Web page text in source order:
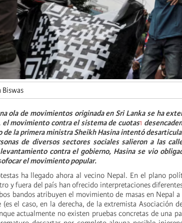
Biswas
ola de movimientos originada en Sri Lanka se ha
el movimiento contra el sistema de cuotas1
de la primera ministra Sheikh Hasina intentó
de diversos sectores sociales salieron a las
contra el gobierno, Hasina se vio
el movimiento popular.
ha llegado ahora al vecino Nepal. En el plano
y fuera del país han ofrecido interpretaciones
bandos atribuyen el movimiento de masas en Nepal
(es el caso, en la derecha, de la extremista Asociación
actualmente no existen pruebas concretas de una